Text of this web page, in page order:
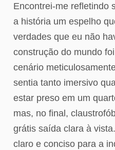
Encontrei-me refletindo
a história um espelho
verdades que eu não
construção do mundo
cenário
sentia tanto imersivo
estar preso em um
mas, no final,
grátis saída clara à
claro e conciso para a